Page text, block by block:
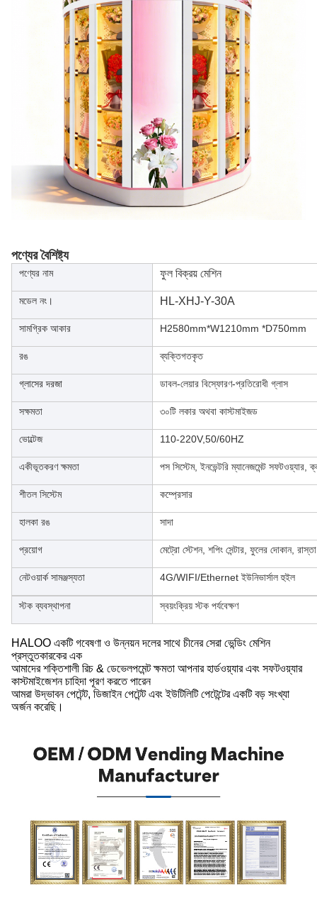
পণ্যের বৈশিষ্ট্য
পণ্যের নাম ফুল বিক্রয় মেশিন
মডেল নং। HL-XHJ-Y-30A
সামগ্রিক আকার H2580mm*W1210mm *D750mm
রঙ ব্যক্তিগতকৃত
গ্লাসের দরজা ডাবল-লেয়ার বিস্ফোরণ-প্রতিরোধী গ্লাস
সক্ষমতা ৩০টি লকার অথবা কাস্টমাইজড
ভোল্টেজ 110-220V,50/60HZ
একীভূতকরণ ক্ষমতা পস সিস্টেম, ইনভেন্টরি ম্যানেজমেন্ট সফটওয়্যার,
শীতল সিস্টেম কম্প্রেসার
হালকা রঙ সাদা
প্রয়োগ মেট্রো স্টেশন, শপিং সেন্টার, ফুলের দোকান, রাস্তা
নেটওয়ার্ক সামঞ্জস্যতা 4G/WIFI/Ethernet ইউনিভার্সাল হুইল
স্টক ব্যবস্থাপনা স্বয়ংক্রিয় স্টক পর্যবেক্ষণ
HALOO একটি গবেষণা ও উন্নয়ন দলের সাথে চীনের সেরা ভেন্ডিং মেশিন
প্রস্তুতকারকের এক
আমাদের শক্তিশালী রিচ & ডেভেলপমেন্ট ক্ষমতা আপনার হার্ডওয়্যার এবং সফটওয়্যার
কাস্টমাইজেশন চাহিদা পূরণ করতে পারেন
আমরা উদ্ভাবন পেটেন্ট, ডিজাইন পেটেন্ট এবং ইউটিলিটি পেটেন্টের একটি বড় সংখ্যা
অর্জন করেছি।